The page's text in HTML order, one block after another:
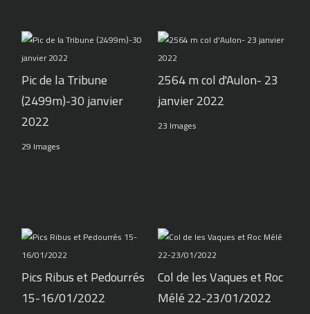
Pic de la Tribune
(2499m)-30 janvier
2022
29 Images
2564 m col d'Aulon- 23
janvier 2022
23 Images
Pics Ribus et Pedourrés
15-16/01/2022
Col de les Vaques et Roc
Mélé 22-23/01/2022